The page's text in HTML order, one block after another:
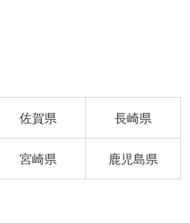
佐賀県 長崎県
宮崎県 鹿児島県